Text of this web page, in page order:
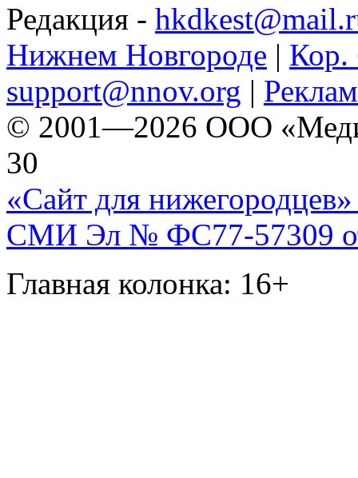
Редакция -
Нижнем Новгороде | Кор.
support@nnov.org |
© 2001—2026 ООО
30
«Сайт для нижегородцев»
СМИ Эл № ФС77-57309
Главная колонка: 16+